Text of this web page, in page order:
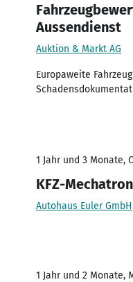
Aussendienst
Auktion & Markt AG
Europaweite
1 Jahr und 3 Monate,
KFZ-
Autohaus Euler GmbH
1 Jahr und 2 Monate,